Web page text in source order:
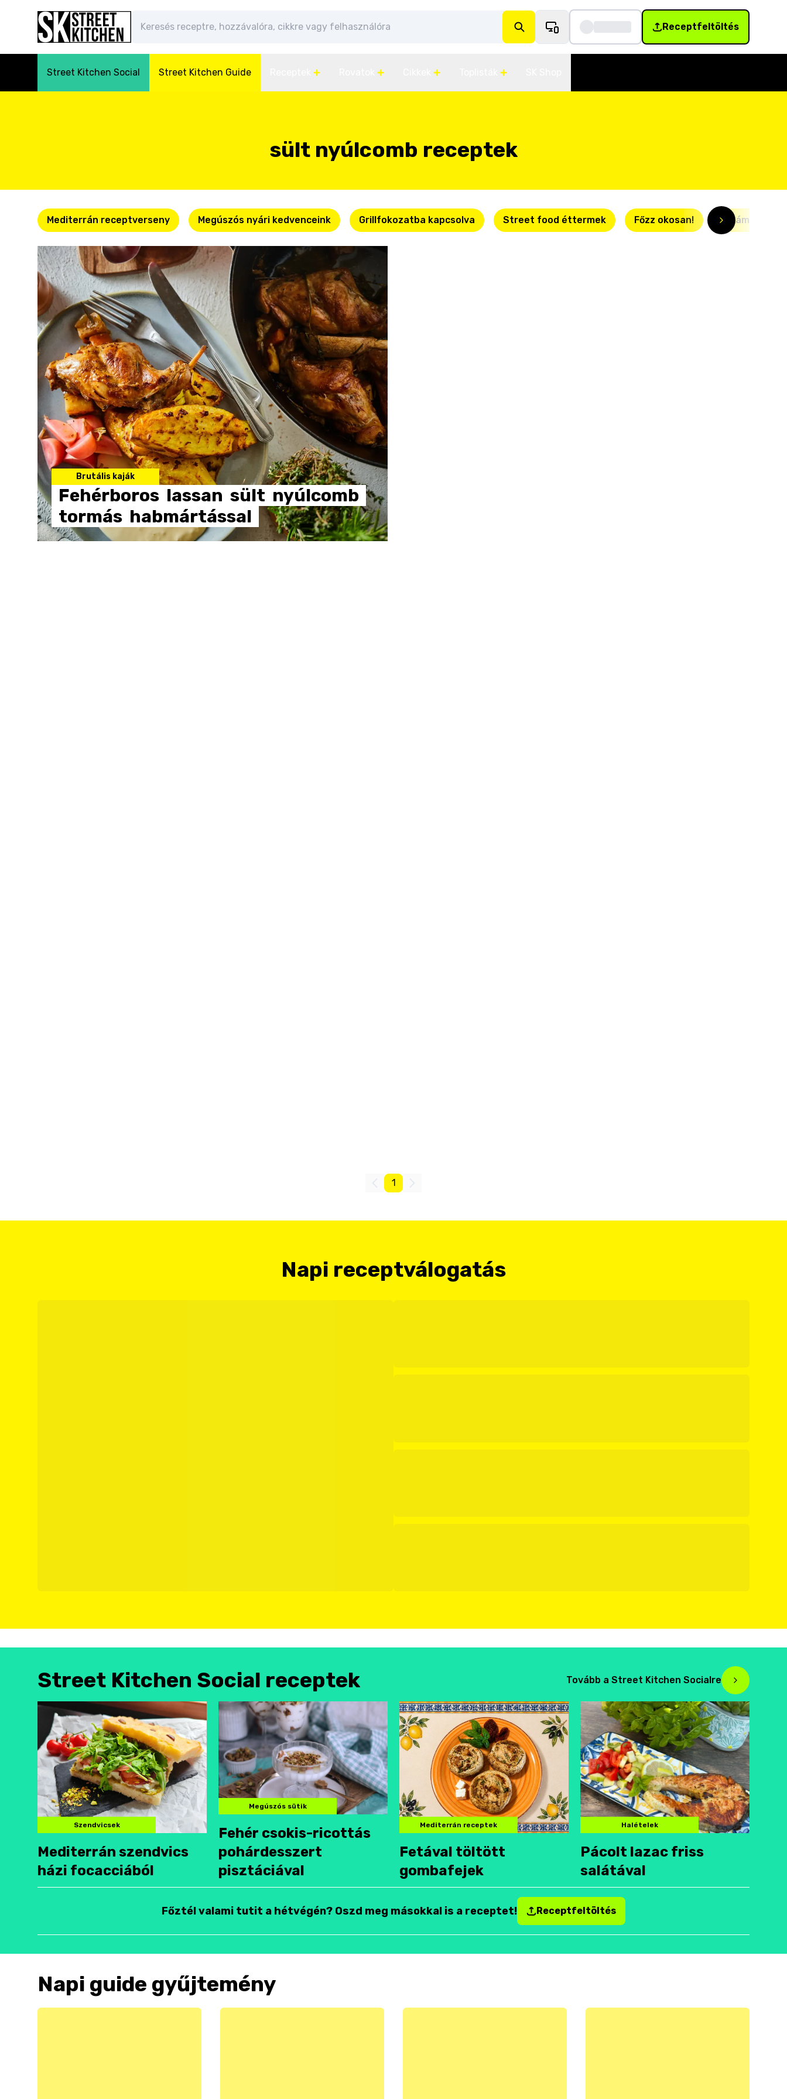
Receptfeltöltés
Street Kitchen Social Street Kitchen Guide
sült nyúlcomb receptek
Mediterrán receptverseny Megúszós nyári kedvenceink Grillfokozatba kapcsolva Street food éttermek Főzz okosan! Villámgyors
Brutális kaják
Fehérboros lassan sült nyúlcomb
tormás habmártással
1
Napi receptválogatás
Street Kitchen Social receptek Tovább a Street Kitchen Socialre
Szendvicsek
Mediterrán szendvics
házi focacciából
Megúszós sütik
Fehér csokis-ricottás
pohárdesszert
pisztáciával
Mediterrán receptek
Fetával töltött
gombafejek
Halételek
Pácolt lazac friss
salátával
Főztél valami tutit a hétvégén? Oszd meg másokkal is a receptet! Receptfeltöltés
Napi guide gyűjtemény